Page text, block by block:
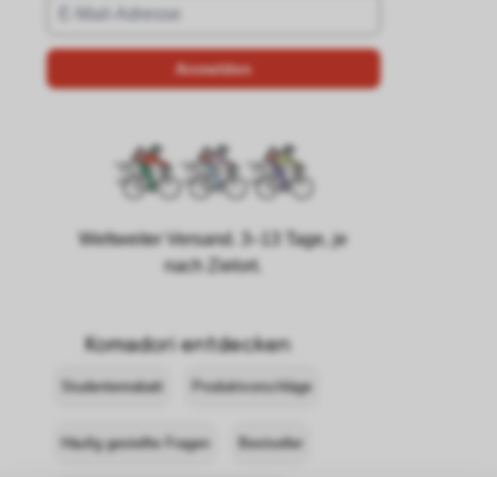
Weltweiter Versand. 3–13 Tage, je
nach Zielort.
Komadori entdecken
Studentenrabatt Produktvorschläge
Häufig gestellte Fragen Bestseller